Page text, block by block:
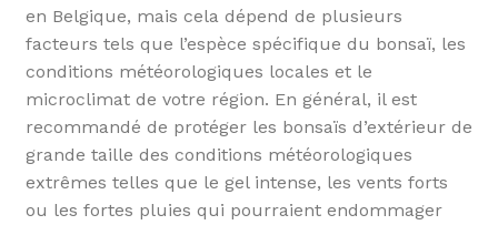
en Belgique, mais cela dépend de plusieurs
facteurs tels que l’espèce spécifique du bonsaï, les
conditions météorologiques locales et le
microclimat de votre région. En général, il est
recommandé de protéger les bonsaïs d’extérieur de
grande taille des conditions météorologiques
extrêmes telles que le gel intense, les vents forts
ou les fortes pluies qui pourraient endommager